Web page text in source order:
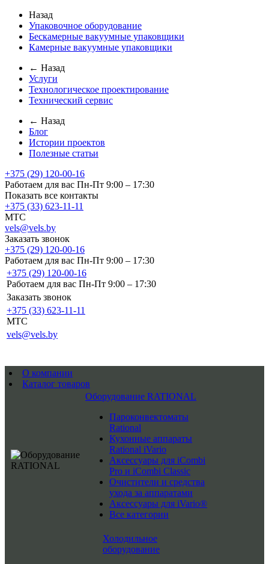
Назад
Упаковочное оборудование
Бескамерные вакуумные упаковщики
Камерные вакуумные упаковщики
← Назад
Услуги
Технологическое проектирование
Технический сервис
← Назад
Блог
Истории проектов
Полезные статьи
+375 (29) 120-00-16
Работаем для вас Пн-Пт 9:00 – 17:30
Показать все контакты
+375 (33) 623-11-11
MTC
vels@vels.by
Заказать звонок
+375 (29) 120-00-16
Работаем для вас Пн-Пт 9:00 – 17:30
+375 (29) 120-00-16
Работаем для вас Пн-Пт 9:00 – 17:30
Заказать звонок
+375 (33) 623-11-11
MTC
vels@vels.by
О компании
Каталог товаров
Оборудование RATIONAL
Пароконвектоматы
Rational
Кухонные аппараты
Rational iVario
Аксессуары для iCombi
Pro и iCombi Classic
Очистители и средства
ухода за аппаратами
Аксессуары для iVario®
Все категории
Холодильное
оборудование